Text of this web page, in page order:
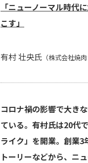
「ニューノーマル時代
こす」
有村 壮央氏 （株式会社焼
コロナ禍の影響で大き
ている。有村氏は20代
ライク」を開業。創業
トーリーなどから、ニ